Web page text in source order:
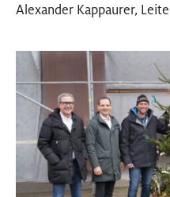
Alexander Kappaurer,